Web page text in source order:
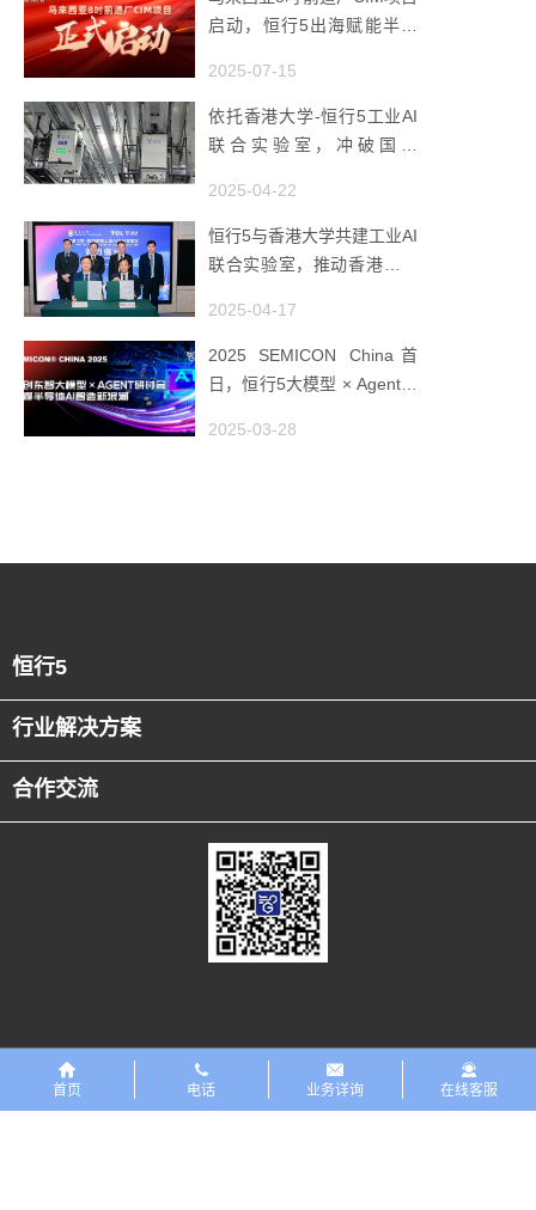
启动，恒行5出海赋能半导
2025-07-15
依托香港大学-恒行5工业AI
联合实验室，冲破国产
2025-04-22
恒行5与香港大学共建工业AI
联合实验室，推动香港成为
2025-04-17
2025 SEMICON China首
日，恒行5大模型 × Agent研
潮
2025-03-28
恒行5
行业解决方案
合作交流
友情链接 恒行5PreMaint设备数字化平台
首页 电话 业务详询 在线客服